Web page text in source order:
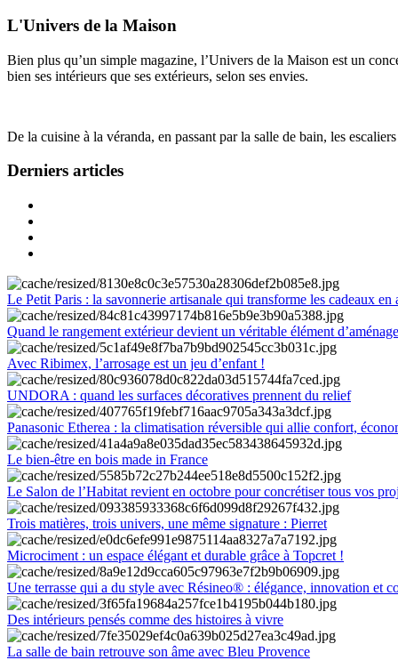
L'Univers de la Maison
Bien plus qu’un simple magazine, l’Univers de la Maison est un
bien ses intérieurs que ses extérieurs, selon ses envies.
De la cuisine à la véranda, en passant par la salle de bain, les
Derniers articles
Le Petit Paris : la savonnerie artisanale qui transforme les cadeaux en
Quand le rangement extérieur devient un véritable élément
Avec Ribimex, l’arrosage est un jeu d’enfant !
UNDORA : quand les surfaces décoratives prennent du relief
Panasonic Etherea : la climatisation réversible qui allie confort,
Le bien-être en bois made in France
Le Salon de l’Habitat revient en octobre pour concrétiser tous vos
Trois matières, trois univers, une même signature : Pierret
Microciment : un espace élégant et durable grâce à Topcret !
Une terrasse qui a du style avec Résineo® : élégance, innovation et
Des intérieurs pensés comme des histoires à vivre
La salle de bain retrouve son âme avec Bleu Provence